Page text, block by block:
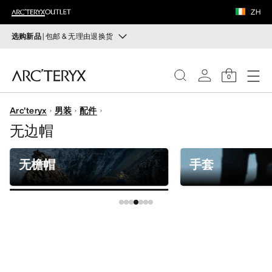
ZH
选购新品| 包邮 & 无理由退换货
运动员的需求，设计师的动力——在优化现有畅销产品的
同时，启发全新的解决方案。新款装备定期上架。
选购女士
无理由退换货
改变主意了？ 30天内购买的符合条件的商品可退换货。
开始免费退货 。
0
女士
男士
鞋履
装备
VEILANCE
发现
Arc'teryx 男装 配件
无边帽
无檐帽 手套